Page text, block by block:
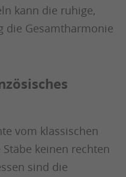
kann die ruhige,
die Gesamtharmonie
vom klassischen
keinen rechten
sind die